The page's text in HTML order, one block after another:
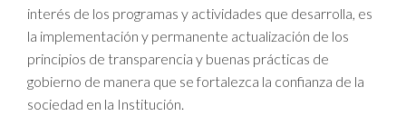
interés de los programas y actividades que desarrolla, es
la implementación y permanente actualización de los
principios de transparencia y buenas prácticas de
gobierno de manera que se fortalezca la confianza de la
sociedad en la Institución.